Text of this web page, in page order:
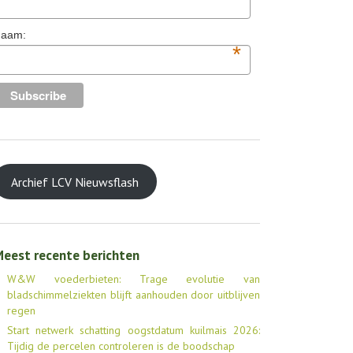
*
Archief LCV Nieuwsflash
recente berichten
W&W voederbieten: Trage evolutie van
bladschimmelziekten blijft aanhouden door uitblijven
regen
Start netwerk schatting oogstdatum kuilmais 2026:
Tijdig de percelen controleren is de boodschap